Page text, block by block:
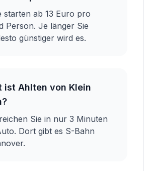
starten ab 13 Euro pro
Person. Je länger Sie
günstiger wird es.
ist Ahlten von Klein
Sie in nur 3 Minuten
Dort gibt es S-Bahn